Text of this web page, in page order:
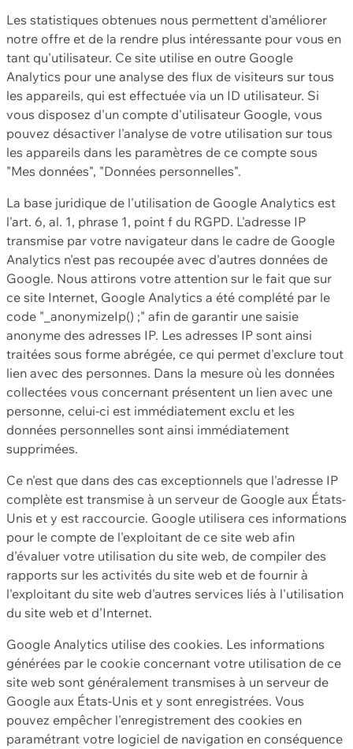
Les statistiques obtenues nous permettent d'améliorer
notre offre et de la rendre plus intéressante pour vous en
tant qu'utilisateur. Ce site utilise en outre Google
Analytics pour une analyse des flux de visiteurs sur tous
les appareils, qui est effectuée via un ID utilisateur. Si
vous disposez d'un compte d'utilisateur Google, vous
pouvez désactiver l'analyse de votre utilisation sur tous
les appareils dans les paramètres de ce compte sous
"Mes données", "Données personnelles".
La base juridique de l'utilisation de Google Analytics est
l'art. 6, al. 1, phrase 1, point f du RGPD. L'adresse IP
transmise par votre navigateur dans le cadre de Google
Analytics n'est pas recoupée avec d'autres données de
Google. Nous attirons votre attention sur le fait que sur
ce site Internet, Google Analytics a été complété par le
code "_anonymizeIp() ;" afin de garantir une saisie
anonyme des adresses IP. Les adresses IP sont ainsi
traitées sous forme abrégée, ce qui permet d'exclure tout
lien avec des personnes. Dans la mesure où les données
collectées vous concernant présentent un lien avec une
personne, celui-ci est immédiatement exclu et les
données personnelles sont ainsi immédiatement
supprimées.
Ce n'est que dans des cas exceptionnels que l'adresse IP
complète est transmise à un serveur de Google aux États-
Unis et y est raccourcie. Google utilisera ces informations
pour le compte de l'exploitant de ce site web afin
d'évaluer votre utilisation du site web, de compiler des
rapports sur les activités du site web et de fournir à
l'exploitant du site web d'autres services liés à l'utilisation
du site web et d'Internet.
Google Analytics utilise des cookies. Les informations
générées par le cookie concernant votre utilisation de ce
site web sont généralement transmises à un serveur de
Google aux États-Unis et y sont enregistrées. Vous
pouvez empêcher l'enregistrement des cookies en
paramétrant votre logiciel de navigation en conséquence